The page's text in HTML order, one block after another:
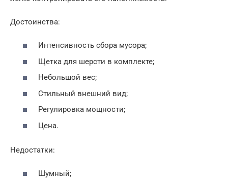
Достоинства:
Интенсивность сбора мусора;
Щетка для шерсти в комплекте;
Небольшой вес;
Стильный внешний вид;
Регулировка мощности;
Цена.
Недостатки:
Шумный;